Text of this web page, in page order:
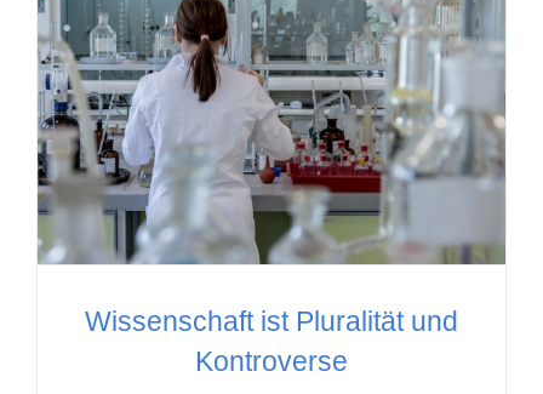
Wissenschaft ist Pluralität und
Kontroverse